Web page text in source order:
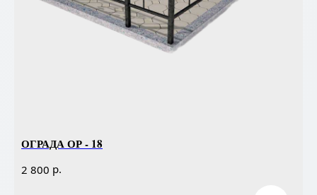
ОГРАДА ОР - 18
2 800 р.